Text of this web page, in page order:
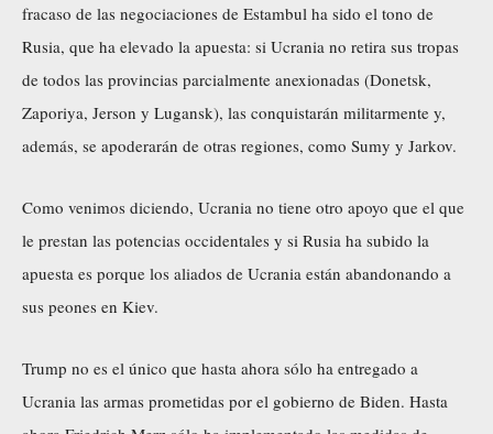
fracaso de las negociaciones de Estambul ha sido el tono de
Rusia, que ha elevado la apuesta: si Ucrania no retira sus tropas
de todos las provincias parcialmente anexionadas (Donetsk,
Zaporiya, Jerson y Lugansk), las conquistarán militarmente y,
además, se apoderarán de otras regiones, como Sumy y Jarkov.
Como venimos diciendo, Ucrania no tiene otro apoyo que el que
le prestan las potencias occidentales y si Rusia ha subido la
apuesta es porque los aliados de Ucrania están abandonando a
sus peones en Kiev.
Trump no es el único que hasta ahora sólo ha entregado a
Ucrania las armas prometidas por el gobierno de Biden. Hasta